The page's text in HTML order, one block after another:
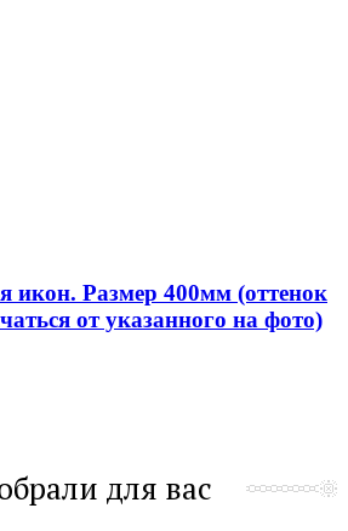
икон. Размер 400мм (оттенок
от указанного на фото)
для вас